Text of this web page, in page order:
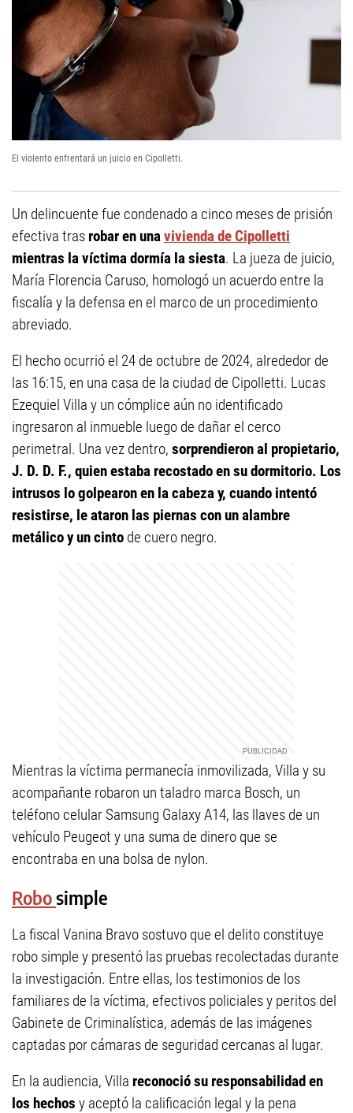
El violento enfrentará un juicio en Cipolletti.
Un delincuente fue condenado a cinco meses de prisión
efectiva tras robar en unavivienda de Cipolletti
mientras la víctima dormía la siesta. La jueza de juicio,
María Florencia Caruso, homologó un acuerdo entre la
fiscalía y la defensa en el marco de un procedimiento
abreviado.
El hecho ocurrió el 24 de octubre de 2024, alrededor de
las 16:15, en una casa de la ciudad de Cipolletti. Lucas
Ezequiel Villa y un cómplice aún no identificado
ingresaron al inmueble luego de dañar el cerco
perimetral. Una vez dentro, sorprendieron al propietario,
J. D. D. F., quien estaba recostado en su dormitorio. Los
intrusos lo golpearon en la cabeza y, cuando intentó
resistirse, le ataron las piernas con un alambre
metálico y un cinto de cuero negro.
Mientras la víctima permanecía inmovilizada, Villa y su
acompañante robaron un taladro marca Bosch, un
teléfono celular Samsung Galaxy A14, las llaves de un
vehículo Peugeot y una suma de dinero que se
encontraba en una bolsa de nylon.
Robosimple
La fiscal Vanina Bravo sostuvo que el delito constituye
robo simple y presentó las pruebas recolectadas durante
la investigación. Entre ellas, los testimonios de los
familiares de la víctima, efectivos policiales y peritos del
Gabinete de Criminalística, además de las imágenes
captadas por cámaras de seguridad cercanas al lugar.
En la audiencia, Villa reconoció su responsabilidad en
los hechos y aceptó la calificación legal y la pena